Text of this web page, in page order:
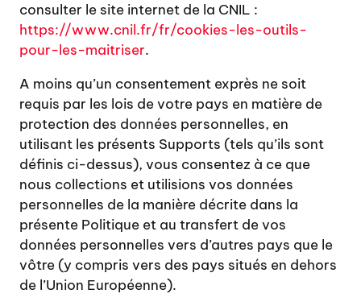
consulter le site internet de la CNIL :
https://www.cnil.fr/fr/cookies-les-outils-
pour-les-maitriser.
A moins qu’un consentement exprès ne soit
requis par les lois de votre pays en matière de
protection des données personnelles, en
utilisant les présents Supports (tels qu’ils sont
définis ci-dessus), vous consentez à ce que
nous collections et utilisions vos données
personnelles de la manière décrite dans la
présente Politique et au transfert de vos
données personnelles vers d’autres pays que le
vôtre (y compris vers des pays situés en dehors
de l’Union Européenne).